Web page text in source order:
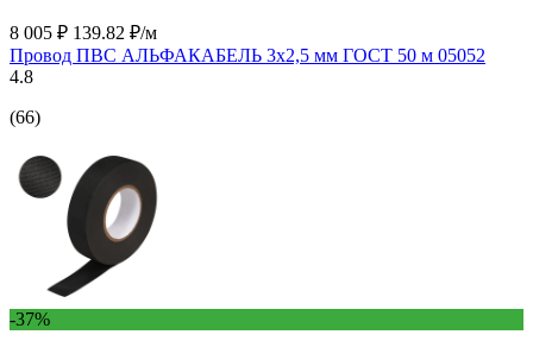
8 005 ₽ 139.82 ₽/м
Провод ПВС АЛЬФАКАБЕЛЬ 3х2,5 мм ГОСТ 50 м 05052
4.8
(66)
-37%